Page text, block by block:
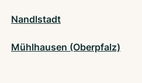
Nandlstadt
Mühlhausen (Oberpfalz)